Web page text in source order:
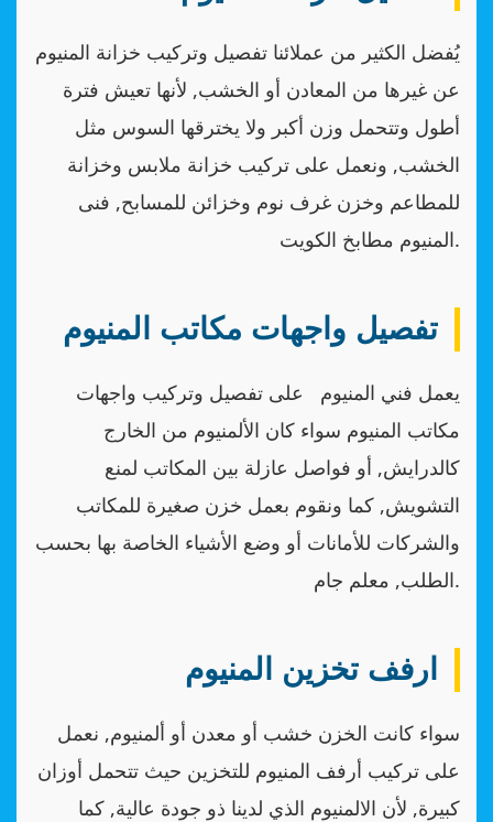
يُفضل الكثير من عملائنا تفصيل وتركيب خزانة المنيوم
عن غيرها من المعادن أو الخشب, لأنها تعيش فترة
أطول وتتحمل وزن أكبر ولا يخترقها السوس مثل
الخشب, ونعمل على تركيب خزانة ملابس وخزانة
للمطاعم وخزن غرف نوم وخزائن للمسابح, فنى
المنيوم مطابخ الكويت.
تفصيل واجهات مكاتب المنيوم
يعمل فني المنيوم على تفصيل وتركيب واجهات
مكاتب المنيوم سواء كان الألمنيوم من الخارج
كالدرايش, أو فواصل عازلة بين المكاتب لمنع
التشويش, كما ونقوم بعمل خزن صغيرة للمكاتب
والشركات للأمانات أو وضع الأشياء الخاصة بها بحسب
الطلب, معلم جام.
ارفف تخزين المنيوم
سواء كانت الخزن خشب أو معدن أو ألمنيوم, نعمل
على تركيب أرفف المنيوم للتخزين حيث تتحمل أوزان
كبيرة, لأن الالمنيوم الذي لدينا ذو جودة عالية, كما